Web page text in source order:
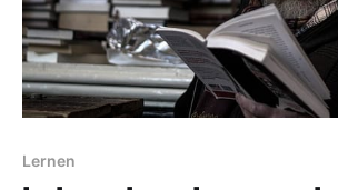
Lernen